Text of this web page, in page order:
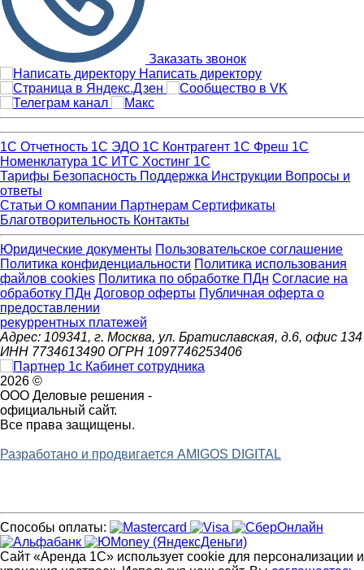
Заказать звонок
Написать директору
1С Отчетность 1С ЭДО 1С Контрагент 1С Фреш 1С
Номенклатура 1С ИТС Хостинг 1С
Тарифы Безопасность Поддержка Инструкции Вопросы и
ответы
Статьи О компании Партнерам Сертификаты
Благотворительность Контакты
Юридические документы Пользовательское соглашение
Политика конфиденциальности Политика использования
файлов cookies Политика по обработке ПДн Cогласие на
обработку ПДн Договор оферты Публичная оферта о
предоставлении
рекуррентных платежей
Адрес: 109341, г. Москва, ул. Братиславская, д.6, офис 134
ИНН 7734613490 ОГРН 1097746253406
2026 ©
ООО Деловые решения -
официальный сайт.
Все права защищены.
Разработано и продвигается AMIGOS DIGITAL
Способы оплаты:
Сайт «Аренда 1С» использует cookie для персонализации и